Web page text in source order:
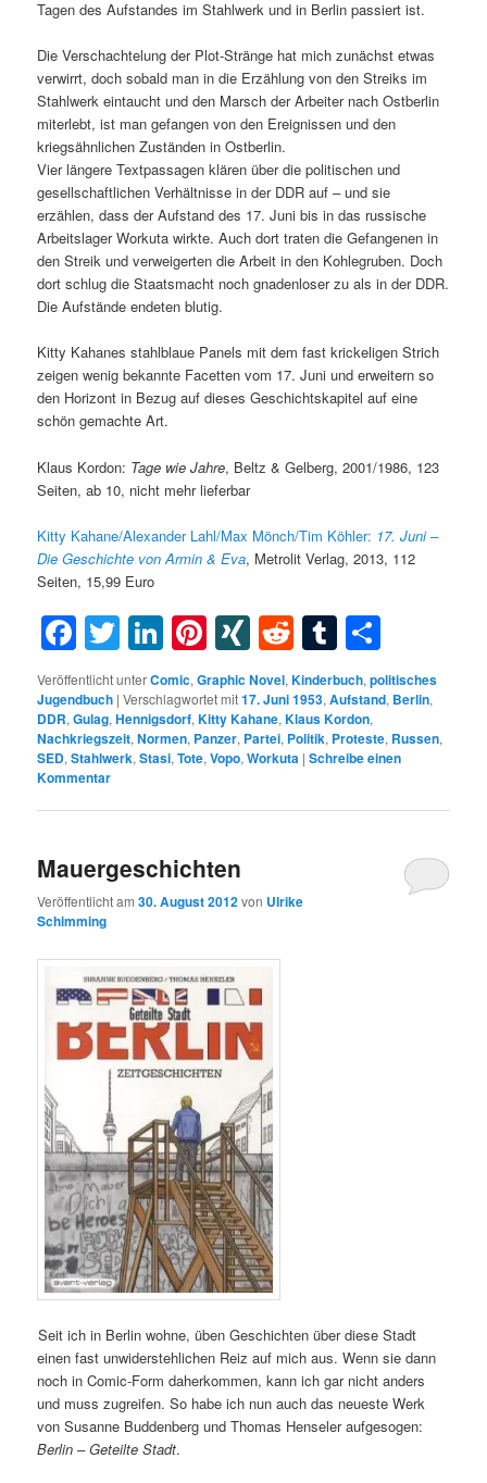
Tagen des Aufstandes im Stahlwerk und in Berlin passiert ist.
Die Verschachtelung der Plot-Stränge hat mich zunächst etwas
verwirrt, doch sobald man in die Erzählung von den Streiks im
Stahlwerk eintaucht und den Marsch der Arbeiter nach Ostberlin
miterlebt, ist man gefangen von den Ereignissen und den
kriegsähnlichen Zuständen in Ostberlin.
Vier längere Textpassagen klären über die politischen und
gesellschaftlichen Verhältnisse in der DDR auf – und sie
erzählen, dass der Aufstand des 17. Juni bis in das russische
Arbeitslager Workuta wirkte. Auch dort traten die Gefangenen in
den Streik und verweigerten die Arbeit in den Kohlegruben. Doch
dort schlug die Staatsmacht noch gnadenloser zu als in der DDR.
Die Aufstände endeten blutig.
Kitty Kahanes stahlblaue Panels mit dem fast krickeligen Strich
zeigen wenig bekannte Facetten vom 17. Juni und erweitern so
den Horizont in Bezug auf dieses Geschichtskapitel auf eine
schön gemachte Art.
Klaus Kordon: Tage wie Jahre, Beltz & Gelberg, 2001/1986, 123
Seiten, ab 10, nicht mehr lieferbar
Kitty Kahane/Alexander Lahl/Max Mönch/Tim Köhler: 17. Juni –
Die Geschichte von Armin & Eva, Metrolit Verlag, 2013, 112
Seiten, 15,99 Euro
Facebook
Twitter
LinkedIn
Pinterest
XINGRedditTumblr
Veröffentlicht unterComic,Graphic Novel,Kinderbuch,politisches
Jugendbuch |Verschlagwortet mit17. Juni 1953,Aufstand, Berlin,
DDR,Gulag,Hennigsdorf,Kitty Kahane,Klaus Kordon,
Nachkriegszeit,Normen, Panzer, Partei, Politik, Proteste, Russen,
SED,Stahlwerk,Stasi,Tote,Vopo,Workuta |Schreibe einen
Kommentar
Mauergeschichten
Veröffentlicht am30. August 2012von Ulrike
Schimming
Seit ich in Berlin wohne, üben Geschichten über diese Stadt
einen fast unwiderstehlichen Reiz auf mich aus. Wenn sie dann
noch in Comic-Form daherkommen, kann ich gar nicht anders
und muss zugreifen. So habe ich nun auch das neueste Werk
von Susanne Buddenberg und Thomas Henseler aufgesogen:
Berlin – Geteilte Stadt.